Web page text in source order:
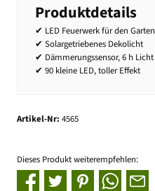
Produktdetails
✔ LED Feuerwerk für den Garten
✔ Solargetriebenes Dekolicht
✔ Dämmerungssensor, 6 h Licht
✔ 90 kleine LED, toller Effekt
Artikel-Nr: 4565
Dieses Produkt weiterempfehlen: